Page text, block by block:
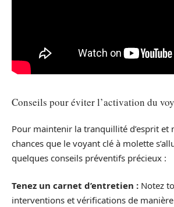
Conseils pour éviter l’activation du
Pour maintenir la tranquillité d’esprit et
chances que le voyant clé à molette
quelques conseils préventifs précieux :
Tenez un carnet d’entretien : Notez
interventions et vérifications de